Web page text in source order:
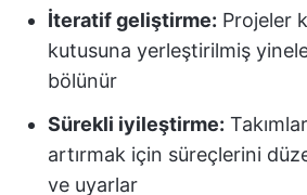
İteratif geliştirme: Projeler
kutusuna yerleştirilmiş
bölünür
Sürekli iyileştirme:
artırmak için süreçlerini
ve uyarlar